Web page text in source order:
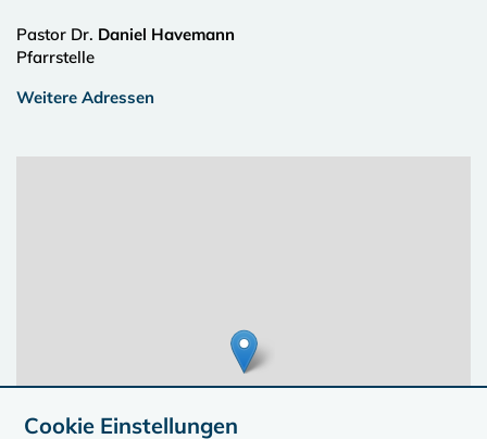
Pastor Dr. Daniel Havemann
Pfarrstelle
Weitere Adressen
Cookie Einstellungen